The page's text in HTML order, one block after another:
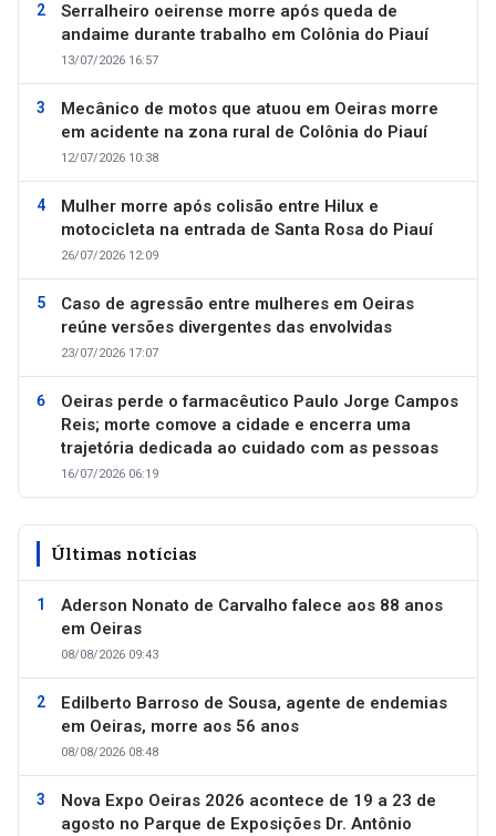
Serralheiro oeirense morre após queda de
andaime durante trabalho em Colônia do Piauí
13/07/2026 16:57
Mecânico de motos que atuou em Oeiras morre
em acidente na zona rural de Colônia do Piauí
12/07/2026 10:38
Mulher morre após colisão entre Hilux e
motocicleta na entrada de Santa Rosa do Piauí
26/07/2026 12:09
Caso de agressão entre mulheres em Oeiras
reúne versões divergentes das envolvidas
23/07/2026 17:07
Oeiras perde o farmacêutico Paulo Jorge Campos
Reis; morte comove a cidade e encerra uma
trajetória dedicada ao cuidado com as pessoas
16/07/2026 06:19
Últimas notícias
Aderson Nonato de Carvalho falece aos 88 anos
em Oeiras
08/08/2026 09:43
Edilberto Barroso de Sousa, agente de endemias
em Oeiras, morre aos 56 anos
08/08/2026 08:48
Nova Expo Oeiras 2026 acontece de 19 a 23 de
agosto no Parque de Exposições Dr. Antônio